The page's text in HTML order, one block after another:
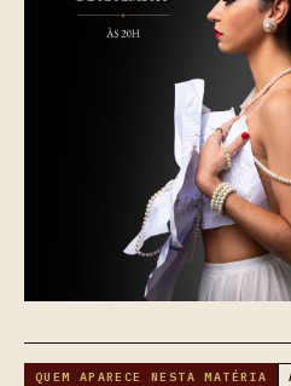
QUEM APARECE NESTA MATÉRIA